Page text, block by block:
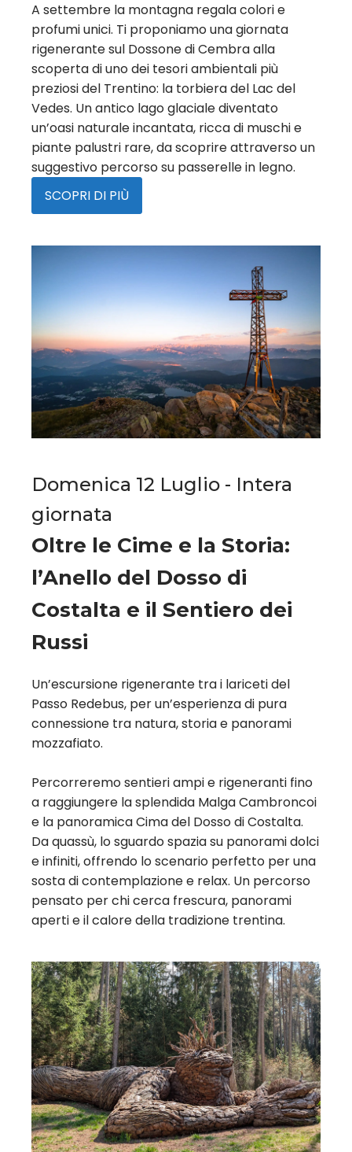
A settembre la montagna regala colori e
profumi unici. Ti proponiamo una giornata
rigenerante sul Dossone di Cembra alla
scoperta di uno dei tesori ambientali più
preziosi del Trentino: la torbiera del Lac del
Vedes. Un antico lago glaciale diventato
un’oasi naturale incantata, ricca di muschi e
piante palustri rare, da scoprire attraverso un
suggestivo percorso su passerelle in legno.
SCOPRI DI PIÙ
Domenica 12 Luglio - Intera
giornata
Oltre le Cime e la Storia:
l’Anello del Dosso di
Costalta e il Sentiero dei
Russi
Un’escursione rigenerante tra i lariceti del
Passo Redebus, per un’esperienza di pura
connessione tra natura, storia e panorami
mozzafiato.
Percorreremo sentieri ampi e rigeneranti fino
a raggiungere la splendida Malga Cambroncoi
e la panoramica Cima del Dosso di Costalta.
Da quassù, lo sguardo spazia su panorami dolci
e infiniti, offrendo lo scenario perfetto per una
sosta di contemplazione e relax. Un percorso
pensato per chi cerca frescura, panorami
aperti e il calore della tradizione trentina.